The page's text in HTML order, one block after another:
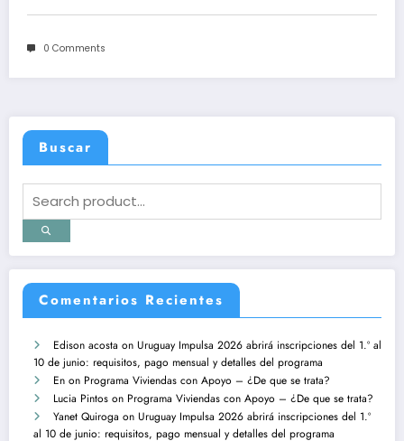
0 Comments
Buscar
Comentarios Recientes
Edison acosta on Uruguay Impulsa 2026 abrirá inscripciones del 1.º al
10 de junio: requisitos, pago mensual y detalles del programa
En on Programa Viviendas con Apoyo – ¿De que se trata?
Lucia Pintos on Programa Viviendas con Apoyo – ¿De que se trata?
Yanet Quiroga on Uruguay Impulsa 2026 abrirá inscripciones del 1.º
al 10 de junio: requisitos, pago mensual y detalles del programa